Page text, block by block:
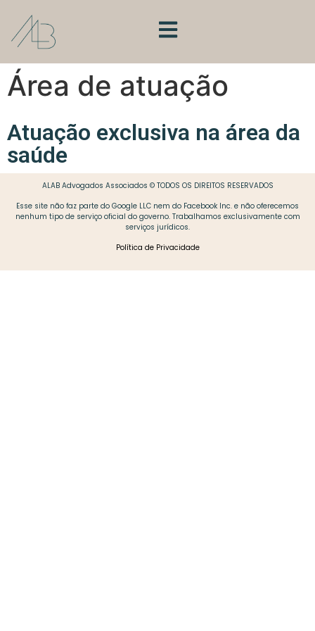
Área de atuação
Atuação exclusiva na área da
saúde
ALAB Advogados Associados © TODOS OS DIREITOS RESERVADOS
Esse site não faz parte do Google LLC nem do Facebook Inc. e não oferecemos
nenhum tipo de serviço oficial do governo. Trabalhamos exclusivamente com
serviços jurídicos.
Política de Privacidade